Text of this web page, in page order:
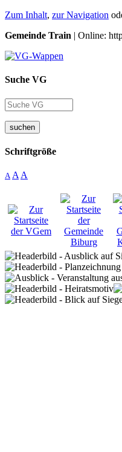
Zum Inhalt, zur Navigation
Gemeinde Train | Online:
Suche VG
suchen
Schriftgröße
A A A